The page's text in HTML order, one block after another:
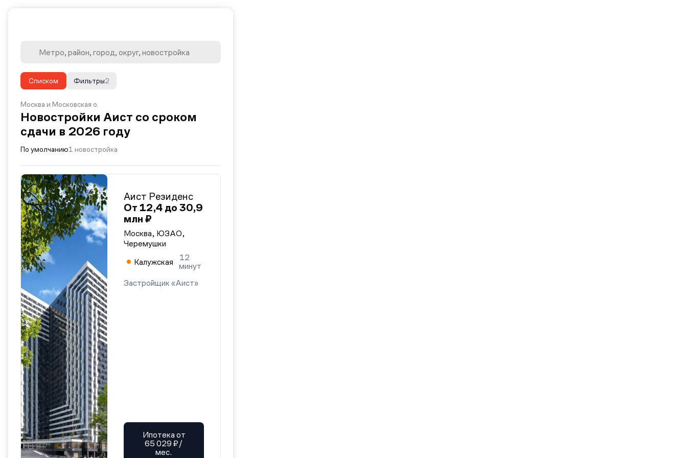
Списком 2
Фильтры
Москва и Московская о.
Новостройки Аист со сроком
сдачи в 2026 году
По умолчанию1 новостройка
Аист Резиденс
От 12,4 до 30,9
млн ₽
Москва, ЮЗАО,
Черемушки
Калужская
12
минут
Застройщик «Аист»
Ипотека от
65 029 ₽/
мес.